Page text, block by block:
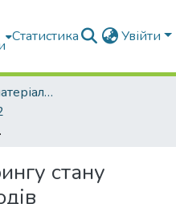
Статистика Увійти
Конференції та матеріали конференцій
стану